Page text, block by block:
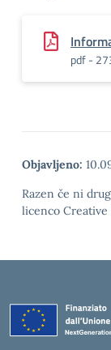
pdf -
Objavljeno:
Razen če ni
licenco